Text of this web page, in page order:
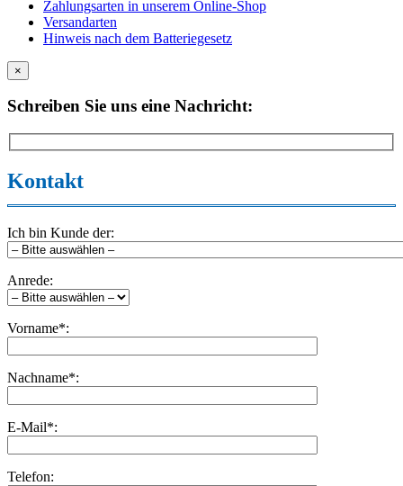
Zahlungsarten in unserem Online-Shop
Versandarten
Hinweis nach dem Batteriegesetz
×
Schreiben Sie uns eine Nachricht:
Kontakt
Ich bin Kunde der:
Anrede:
Vorname*:
Nachname*:
E-Mail*:
Telefon: